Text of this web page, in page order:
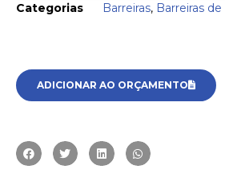
Categorias
Barreiras, Barreiras
ADICIONAR AO ORÇAMENTO